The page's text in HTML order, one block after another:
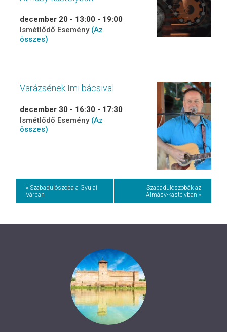
december 20 - 13:00 - 19:00
Ismétlődő Esemény (Az
összes)
Varázsének Imi bácsival
december 30 - 16:30 - 17:30
Ismétlődő Esemény (Az
összes)
Event
Navigation
« Szabadulószoba a Gyulai
Várban
Szabadulószobák az
Almásy-kastélyban »